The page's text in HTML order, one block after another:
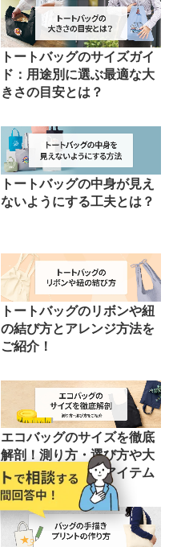
トートバッグのサイズガイ
ド：用途別に選ぶ最適な大
きさの目安とは？
トートバッグの中身が見え
ないようにする工夫とは？
トートバッグのリボンや紐
の結び方とアレンジ方法を
ご紹介！
エコバッグのサイズを徹底
解剖！測り方・選び方や大
きさ別のおすすめアイテム
を紹介